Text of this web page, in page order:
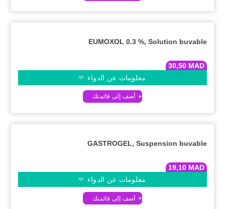
EUMOXOL 0.3 %, Solution buvable
30,50 MAD
معلومات عن الدواء
GASTROGEL, Suspension buvable
19,10 MAD
معلومات عن الدواء